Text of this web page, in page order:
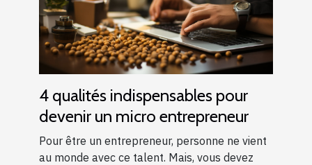
4 qualités indispensables pour
devenir un micro entrepreneur
Pour être un entrepreneur, personne ne vient
au monde avec ce talent. Mais, vous devez